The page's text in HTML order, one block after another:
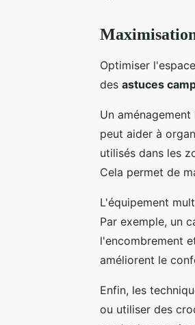
Optimiser
des astuces
Un
peut aider à
utilisés dans les
Cela permet de
L'équipement
Par exemple, un
l'encombrement
améliorent le
Enfin, les
ou utiliser des